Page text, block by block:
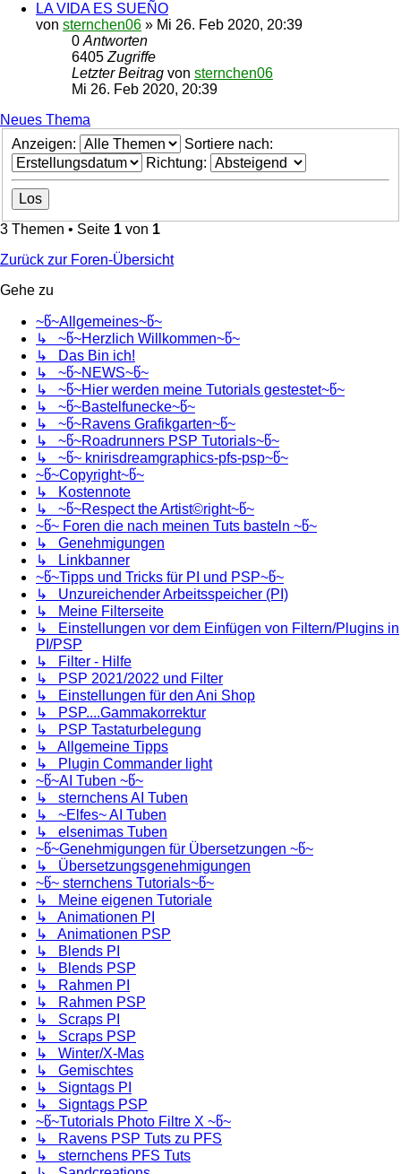
LA VIDA ES SUEÑO
von sternchen06 » Mi 26. Feb 2020, 20:39
0 Antworten
6405 Zugriffe
Letzter Beitrag von sternchen06
Mi 26. Feb 2020, 20:39
Neues Thema
Anzeigen:
Sortiere nach:
Richtung:
3 Themen • Seite 1 von 1
Zurück zur Foren-Übersicht
Gehe zu
~წ~Allgemeines~წ~
↳ ~წ~Herzlich Willkommen~წ~
↳ Das Bin ich!
↳ ~წ~NEWS~წ~
↳ ~წ~Hier werden meine Tutorials gestestet~წ~
↳ ~წ~Bastelfunecke~წ~
↳ ~წ~Ravens Grafikgarten~წ~
↳ ~წ~Roadrunners PSP Tutorials~წ~
↳ ~წ~ knirisdreamgraphics-pfs-psp~წ~
~წ~Copyright~წ~
↳ Kostennote
↳ ~წ~Respect the Artist©right~წ~
~წ~ Foren die nach meinen Tuts basteln ~წ~
↳ Genehmigungen
↳ Linkbanner
~წ~Tipps und Tricks für PI und PSP~წ~
↳ Unzureichender Arbeitsspeicher (PI)
↳ Meine Filterseite
↳ Einstellungen vor dem Einfügen von Filtern/Plugins in
PI/PSP
↳ Filter - Hilfe
↳ PSP 2021/2022 und Filter
↳ Einstellungen für den Ani Shop
↳ PSP....Gammakorrektur
↳ PSP Tastaturbelegung
↳ Allgemeine Tipps
↳ Plugin Commander light
~წ~AI Tuben ~წ~
↳ sternchens AI Tuben
↳ ~Elfes~ AI Tuben
↳ elsenimas Tuben
~წ~Genehmigungen für Übersetzungen ~წ~
↳ Übersetzungsgenehmigungen
~წ~ sternchens Tutorials~წ~
↳ Meine eigenen Tutoriale
↳ Animationen PI
↳ Animationen PSP
↳ Blends PI
↳ Blends PSP
↳ Rahmen PI
↳ Rahmen PSP
↳ Scraps PI
↳ Scraps PSP
↳ Winter/X-Mas
↳ Gemischtes
↳ Signtags PI
↳ Signtags PSP
~წ~Tutorials Photo Filtre X ~წ~
↳ Ravens PSP Tuts zu PFS
↳ sternchens PFS Tuts